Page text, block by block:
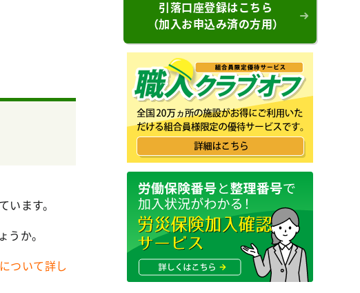
ます。
うか。
ついて詳し
引落口座登録はこちら
（加入お申込み済の方用）